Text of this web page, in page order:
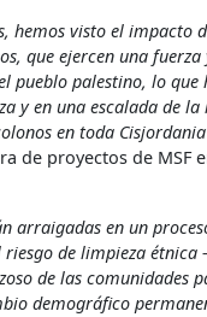
hemos visto el impacto
que ejercen una
pueblo palestino, lo
y en una escalada de
en toda
de proyectos de MSF
arraigadas en un
riesgo de limpieza
de las comunidades
demográfico